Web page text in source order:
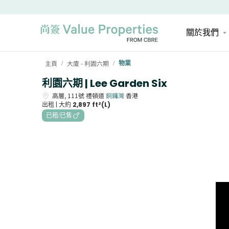
關於我們
主頁 / 大廈 - 利園六期 / 物業
利園六期 | Lee Garden Six
高層, 111號禮頓道銅鑼灣香港
出租 | 大約 2,897 ft²(L)
已租/已售